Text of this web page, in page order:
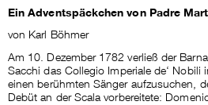
Ein Adventspäckchen von Padre
von Karl Böhmer
Am 10. Dezember 1782 verließ der
Sacchi das Collegio Imperiale de‘
einen berühmten Sänger aufzusuchen,
Debüt an der Scala vorbereitete: